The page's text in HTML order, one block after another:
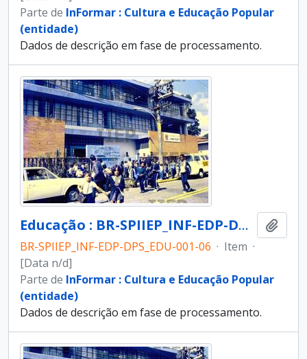
Parte de InFormar : Cultura e Educação Popular
(entidade)
Dados de descrição em fase de processamento.
Educação : BR-SPIIEP_INF-EDP-DPS_EDU-001-06 [diapositivo]
BR-SPIIEP_INF-EDP-DPS_EDU-001-06 · Item ·
[Data n/d]
Parte de InFormar : Cultura e Educação Popular
(entidade)
Dados de descrição em fase de processamento.